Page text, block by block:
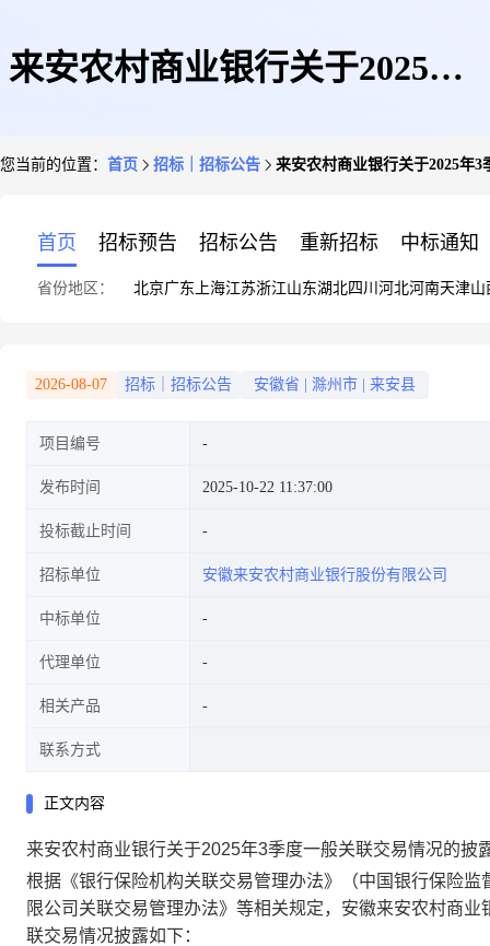
来安农村商业银行关于2025年3
您当前的位置： 首页 招标｜招标公告 来安农村商业银行关于2025年
首页 招标预告 招标公告 重新招标 中标通知
省份地区： 北京广东 上海江苏浙江山东湖北四川 河北河南天津山
2026-08-07 招标｜招标公告 安徽省 滁州市 来安县
项目编号
发布时间 2025-10-22 11:37:00
投标截止时间
招标单位 安徽来安农村商业银行股份有限公司
中标单位
代理单位
相关产品
联系方式
正文内容
来安农村商业银行关于2025年3季度一般关联交易情况的披
根据《银行保险机构关联交易管理办法》（中国银行保险
限公司关联交易管理办法》等相关规定，安徽来安农村商
联交易情况披露如下：